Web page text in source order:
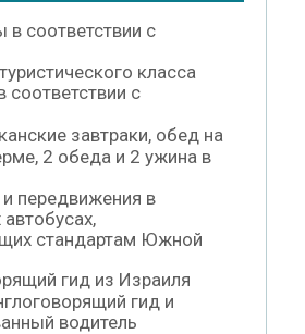
в соответствии с
класса
соответствии с
завтраки, обед на
2 обеда и 2 ужина в
передвижения в
автобусах,
стандартам Южной
гид из Израиля
гид и
водитель